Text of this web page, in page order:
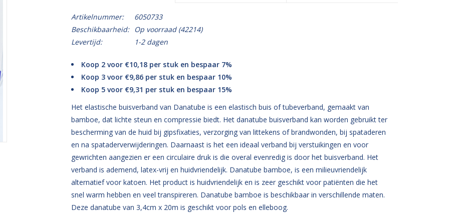
Artikelnummer:
6050733
Beschikbaarheid:
Op voorraad(42214)
Levertijd:
1-2 dagen
Koop 2 voor €10,18 per stuk en bespaar 7%
Koop 3 voor €9,86 per stuk en bespaar 10%
Koop 5 voor €9,31 per stuk en bespaar 15%
Het elastische buisverband van Danatube is een elastisch buis of tubeverband, gemaakt van
bamboe, dat lichte steun en compressie biedt. Het danatube buisverband kan worden gebruikt ter
bescherming van de huid bij gipsfixaties, verzorging van littekens of brandwonden, bij spataderen
en na spataderverwijderingen. Daarnaast is het een ideaal verband bij verstuikingen en voor
gewrichten aangezien er een circulaire druk is die overal evenredig is door het buisverband. Het
verband is ademend, latex-vrij en huidvriendelijk. Danatube bamboe, is een milieuvriendelijk
alternatief voor katoen. Het product is huidvriendelijk en is zeer geschikt voor patiënten die het
snel warm hebben en veel transpireren. Danatube bamboe is beschikbaar in verschillende maten.
Deze danatube van 3,4cm x 20m is geschikt voor pols en elleboog.